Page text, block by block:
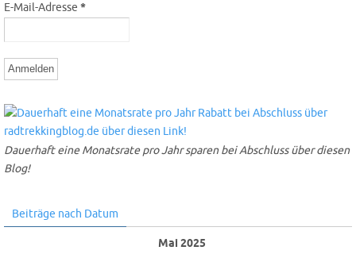
E-Mail-Adresse *
Dauerhaft eine Monatsrate pro Jahr sparen bei Abschluss über diesen
Blog!
Beiträge nach Datum
Mai 2025